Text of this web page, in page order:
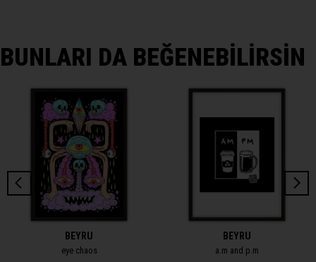
BUNLARI DA BEĞENEBİLİRSİN
BEYRU
eye chaos
BEYRU
a.m and p.m